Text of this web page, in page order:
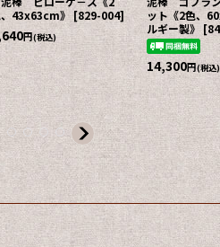
泥棒 ルームスリッ
【耐踏抜き性試験クリ
品】《M・L、2色》
340]
円 (税込)
ア ドレープ
ットソー 【
上旬入荷予定
色》[240-870
5,720円 (税込)
希望小売価格 :